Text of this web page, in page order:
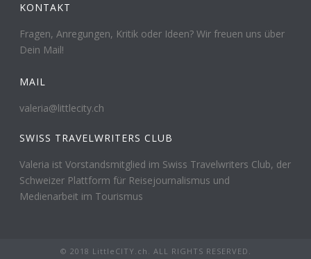
KONTAKT
Fragen, Anregungen, Kritik oder Ideen? Wir freuen uns über
Dein Mail!
MAIL
valeria@littlecity.ch
SWISS TRAVELWRITERS CLUB
Valeria ist Vorstandsmitglied im Swiss Travelwriters Club, der
Schweizer Plattform für Reisejournalismus und
Medienarbeit im Tourismus
© 2018 LittleCITY.ch. ALL RIGHTS RESERVED.